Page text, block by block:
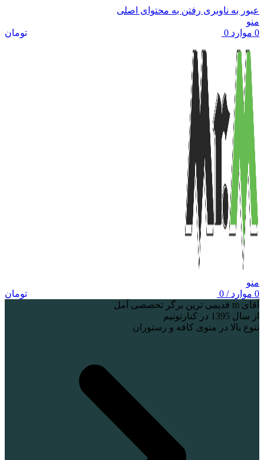
عبور به ناوبری رفتن به محتوای اصلی
منو
0 موارد 0 تومان
منو
0 موارد /
0
تومان
آقای m قدیمی ترین برگر تخصصی آمل
از سال 1395 در کنارتونیم
تنوع بالا در منوی کافه و رستوران